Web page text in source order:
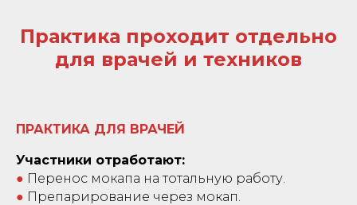
Практика проходит отдельно
для врачей и техников
ПРАКТИКА ДЛЯ ВРАЧЕЙ
Участники отработают:
● Перенос мокапа на тотальную работу.
● Препарирование через мокап.